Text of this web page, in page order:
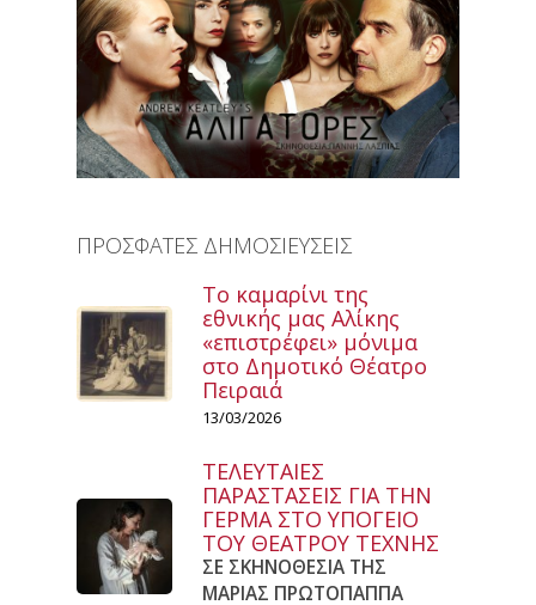
ΠΡΟΣΦΑΤΕΣ ΔΗΜΟΣΙΕΥΣΕΙΣ
Το καμαρίνι της
εθνικής μας Αλίκης
«επιστρέφει» μόνιμα
στο Δημοτικό Θέατρο
Πειραιά
13/03/2026
ΤΕΛΕΥΤΑΙΕΣ
ΠΑΡΑΣΤΑΣΕΙΣ ΓΙΑ ΤΗΝ
ΓΕΡΜΑ ΣΤΟ ΥΠΟΓΕΙΟ
ΤΟΥ ΘΕΑΤΡΟΥ ΤΕΧΝΗΣ
ΣΕ ΣΚΗΝΟΘΕΣΙΑ ΤΗΣ
ΜΑΡΙΑΣ ΠΡΩΤΟΠΑΠΠΑ